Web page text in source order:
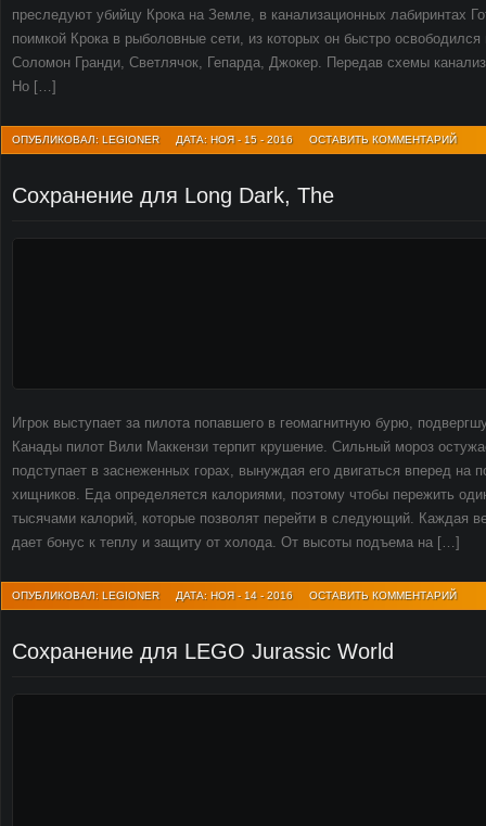
преследуют убийцу Крока на Земле, в канализационных лабиринтах
поимкой Крока в рыболовные сети, из которых он быстро
Соломон Гранди, Светлячок, Гепарда, Джокер. Передав схемы
Но […]
ОПУБЛИКОВАЛ: LEGIONER ДАТА: НОЯ - 15 - 2016 ОСТАВИТЬ КОММЕНТАРИЙ
Сохранение для Long Dark, The
Игрок выступает за пилота попавшего в геомагнитную бурю,
Канады пилот Вили Маккензи терпит крушение. Сильный мороз
подступает в заснеженных горах, вынуждая его двигаться вперед на
хищников. Еда определяется калориями, поэтому чтобы пережить
тысячами калорий, которые позволят перейти в следующий. Каждая
дает бонус к теплу и защиту от холода. От высоты подъема на […]
ОПУБЛИКОВАЛ: LEGIONER ДАТА: НОЯ - 14 - 2016 ОСТАВИТЬ КОММЕНТАРИЙ
Сохранение для LEGO Jurassic World